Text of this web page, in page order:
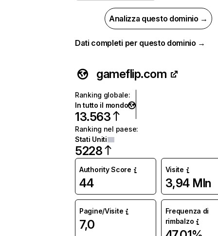
Analizza questo dominio →
Dati completi per questo dominio →
gameflip.com
Ranking globale:
In tutto il mondo
13.563
Ranking nel paese:
Stati Uniti
5228
Authority Score
44
Visite
3,94 Mln
Pagine/Visite
7,0
Frequenza di
rimbalzo